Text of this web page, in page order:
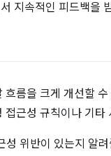
지속적인 피드백을
름을 크게 개선할
접근성 규칙이나 기타
위반이 있는지 알